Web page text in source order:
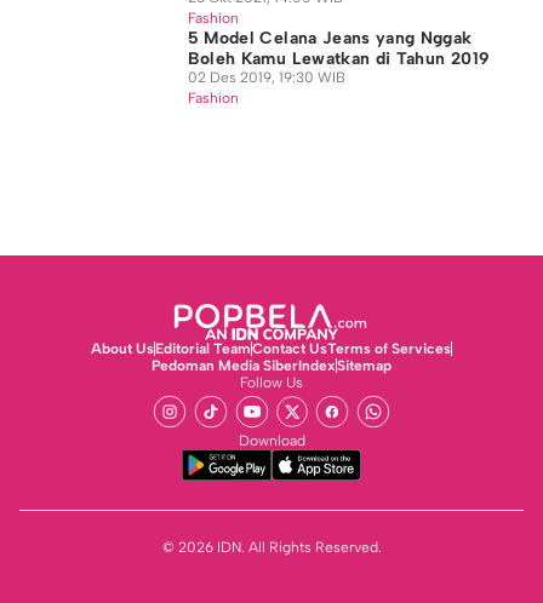
Fashion
5 Model Celana Jeans yang Nggak
Boleh Kamu Lewatkan di Tahun 2019
02 Des 2019, 19:30 WIB
Fashion
About UsEditorial TeamContact UsTerms of Services
Pedoman Media SiberIndexSitemap
Follow Us
Download
© 2026 IDN. All Rights Reserved.